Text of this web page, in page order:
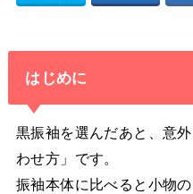
はじめに
黒振袖を選んだあと、意
わせ方」です。
振袖本体に比べると小物